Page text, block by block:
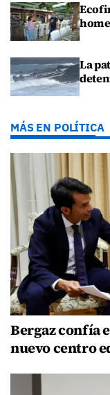
La
MÁS EN POLÍTICA
Bergaz confía
nuevo centro